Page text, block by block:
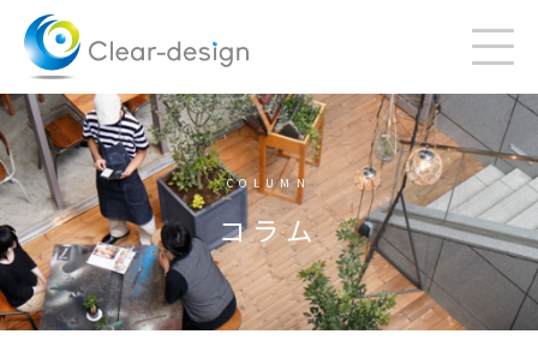
content
COLUMN
コラム